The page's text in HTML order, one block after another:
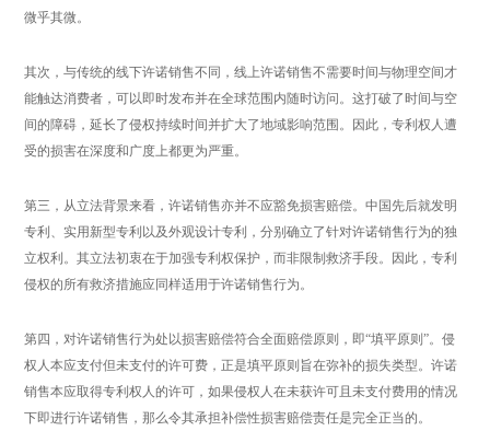
微乎其微。
其次，与传统的线下许诺销售不同，线上许诺销售不需要时间与物理空间才
能触达消费者，可以即时发布并在全球范围内随时访问。这打破了时间与空
间的障碍，延长了侵权持续时间并扩大了地域影响范围。因此，专利权人遭
受的损害在深度和广度上都更为严重。
第三，从立法背景来看，许诺销售亦并不应豁免损害赔偿。中国先后就发明
专利、实用新型专利以及外观设计专利，分别确立了针对许诺销售行为的独
立权利。其立法初衷在于加强专利权保护，而非限制救济手段。因此，专利
侵权的所有救济措施应同样适用于许诺销售行为。
第四，对许诺销售行为处以损害赔偿符合全面赔偿原则，即“填平原则”。侵
权人本应支付但未支付的许可费，正是填平原则旨在弥补的损失类型。许诺
销售本应取得专利权人的许可，如果侵权人在未获许可且未支付费用的情况
下即进行许诺销售，那么令其承担补偿性损害赔偿责任是完全正当的。